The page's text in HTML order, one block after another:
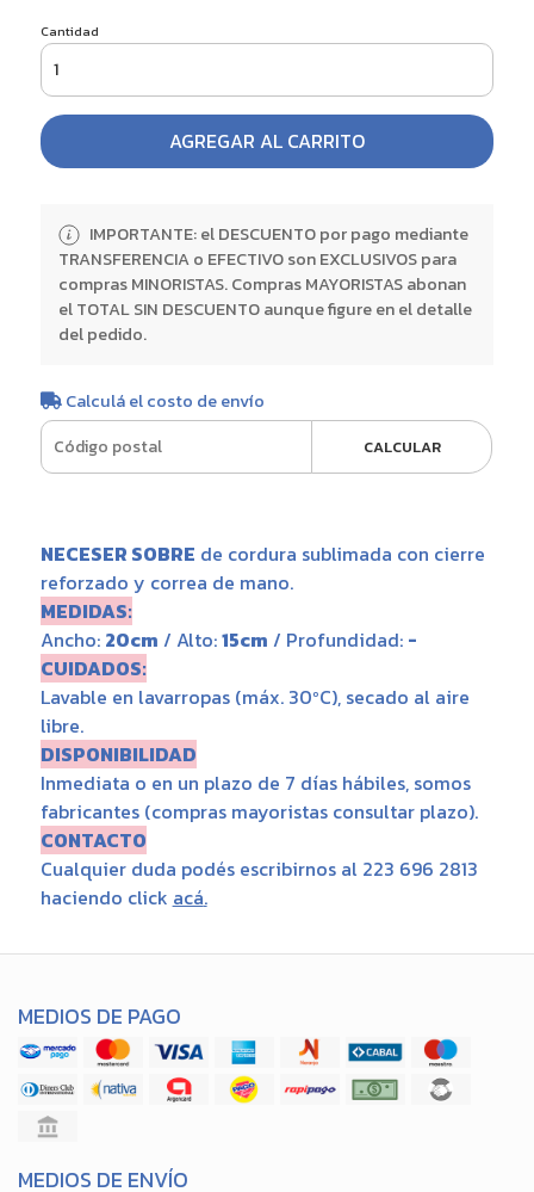
Cantidad
AGREGAR AL CARRITO
IMPORTANTE: el DESCUENTO por pago mediante
TRANSFERENCIA o EFECTIVO son EXCLUSIVOS para
compras MINORISTAS. Compras MAYORISTAS abonan
el TOTAL SIN DESCUENTO aunque figure en el detalle
del pedido.
Calculá el costo de envío
CALCULAR
NECESER SOBRE de cordura sublimada con cierre
reforzado y correa de mano.
MEDIDAS:
Ancho: 20cm / Alto:15cm / Profundidad: -
CUIDADOS:
Lavable en lavarropas (máx. 30ºC), secado al aire
libre.
DISPONIBILIDAD
Inmediata o en un plazo de 7 días hábiles, somos
fabricantes (compras mayoristas consultar plazo).
CONTACTO
Cualquier duda podés escribirnos al 223 696 2813
haciendo click acá.
MEDIOS DE PAGO
MEDIOS DE ENVÍO